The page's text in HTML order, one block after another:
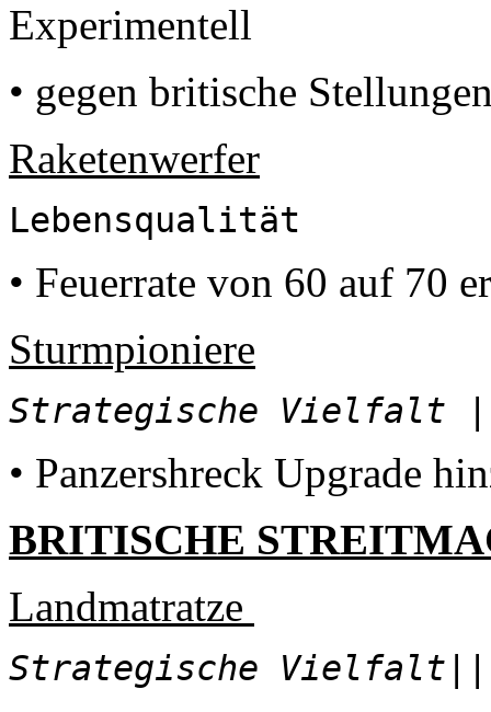
Experimentell
• gegen britische
Raketenwerfer
Lebensqualität
• Feuerrate von 60 auf 70
Sturmpioniere
Strategische Vielfalt
• Panzershreck Upgrade
BRITISCHE
Landmatratze
Strategische Vielfalt